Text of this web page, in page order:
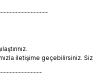
iletişime geçebilirsiniz.